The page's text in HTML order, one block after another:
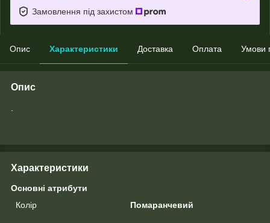
Замовлення під захистом
Опис Характеристики Доставка Оплата Умови
Опис
Характеристики
Основні атрибути
Колір
Помаранчевий